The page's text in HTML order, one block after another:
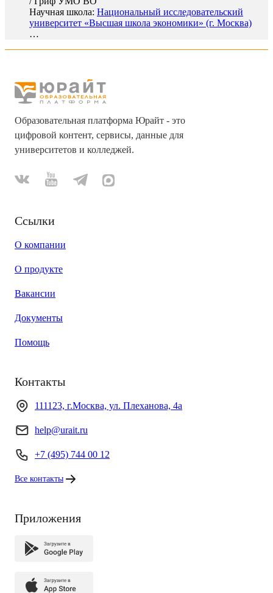
Научная школа: Национальный исследовательский
университет «Высшая школа экономики» (г. Москва)
…
Образовательная платформа Юрайт - это
цифровой контент, сервисы, данные для
университетов и колледжей.
Ссылки
О компании
О продукте
Вакансии
Документы
Помощь
Контакты
111123, г.Москва, ул. Плеханова, 4а
help@urait.ru
+7 (495) 744 00 12
Все контакты
Приложения